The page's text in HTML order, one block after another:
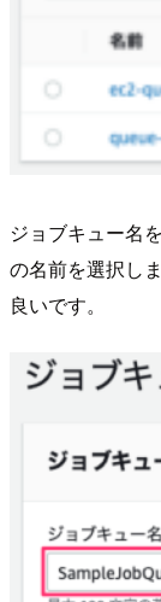
ジョブキュー名
の名前を選択し
良いです。